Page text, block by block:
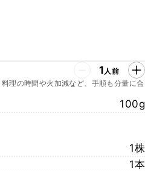
1人前
理の時間や火加減など、手順も分量に合
100g
1株
1本